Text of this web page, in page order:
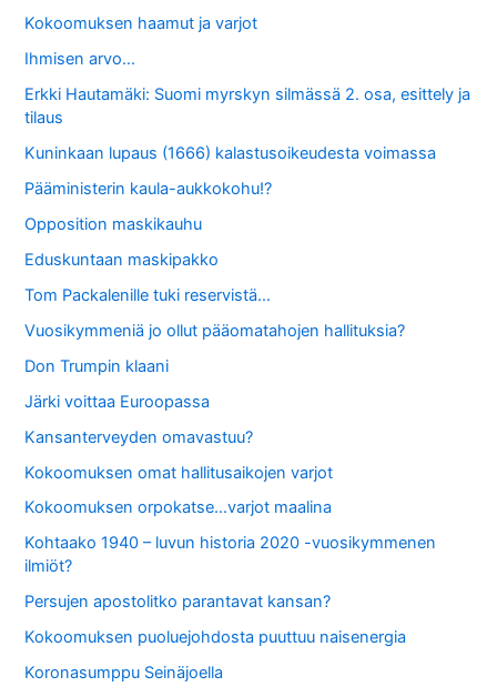
Kokoomuksen haamut ja varjot
Ihmisen arvo…
Erkki Hautamäki: Suomi myrskyn silmässä 2. osa, esittely ja
tilaus
Kuninkaan lupaus (1666) kalastusoikeudesta voimassa
Pääministerin kaula-aukkokohu!?
Opposition maskikauhu
Eduskuntaan maskipakko
Tom Packalenille tuki reservistä…
Vuosikymmeniä jo ollut pääomatahojen hallituksia?
Don Trumpin klaani
Järki voittaa Euroopassa
Kansanterveyden omavastuu?
Kokoomuksen omat hallitusaikojen varjot
Kokoomuksen orpokatse…varjot maalina
Kohtaako 1940 – luvun historia 2020 -vuosikymmenen
ilmiöt?
Persujen apostolitko parantavat kansan?
Kokoomuksen puoluejohdosta puuttuu naisenergia
Koronasumppu Seinäjoella